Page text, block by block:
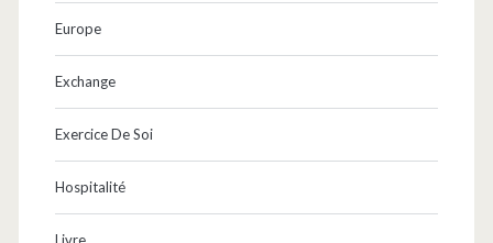
Europe
Exchange
Exercice De Soi
Hospitalité